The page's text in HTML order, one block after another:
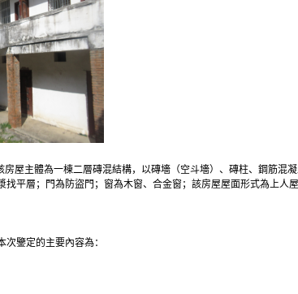
主體為一棟二層磚混結構，以磚墻（空斗墻）、磚柱、鋼筋混
平層；門為防盜門；窗為木窗、合金窗；該房屋屋面形式為上人
鑒定的主要內容為：